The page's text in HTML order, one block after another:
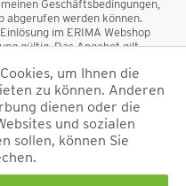
Geschäftsbedingungen,
werden können.
im ERIMA Webshop
gültig. Das Angebot gilt
Rabatt ausgeschlossen. Der
oder Gutscheinen
beträgt 50 €
und zzgl.
wenn nicht anders
um Ihnen die
zu können. Anderen
dienen oder die
und sozialen
sollen, können Sie